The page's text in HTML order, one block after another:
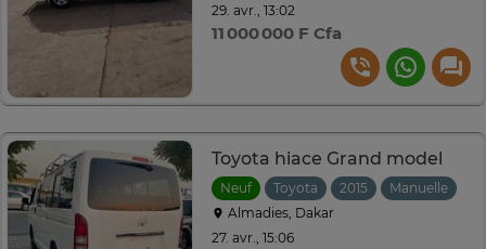
29. avr., 13:02
11 000 000 F Cfa
Toyota hiace Grand model
Neuf Toyota 2015
Manuelle
Almadies, Dakar
27. avr., 15:06